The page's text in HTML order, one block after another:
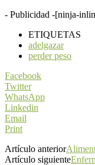
- Publicidad -[ninja-
ETIQUETAS
adelgazar
perder peso
Facebook
Twitter
WhatsApp
Linkedin
Email
Print
Artículo anterior
Artículo siguiente